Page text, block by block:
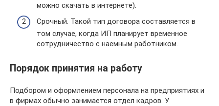
можно скачать в интернете).
Срочный. Такой тип договора составляется в
том случае, когда ИП планирует временное
сотрудничество с наемным работником.
Порядок принятия на работу
Подбором и оформлением персонала на предприятиях и
в фирмах обычно занимается отдел кадров. У